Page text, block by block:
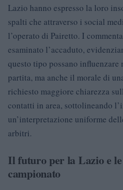
Lazio hanno espresso la loro
spalti che attraverso i social
l’operato di Pairetto. I
esaminato l’accaduto,
questo tipo possano influenzare
partita, ma anche il morale di
richiesto maggiore chiarezza
contatti in area, sottolineando
un’interpretazione uniforme
arbitri.
Il futuro per la Lazio e
campionato